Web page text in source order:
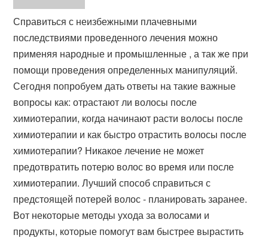
Справиться с неизбежными плачевными
последствиями проведенного лечения можно
применяя народные и промышленные , а так же при
помощи проведения определенных манипуляций.
Сегодня попробуем дать ответы на такие важные
вопросы как: отрастают ли волосы после
химиотерапии, когда начинают расти волосы после
химиотерапии и как быстро отрастить волосы после
химиотерапии? Никакое лечение не может
предотвратить потерю волос во время или после
химиотерапии. Лучший способ справиться с
предстоящей потерей волос - планировать заранее.
Вот некоторые методы ухода за волосами и
продукты, которые помогут вам быстрее вырастить